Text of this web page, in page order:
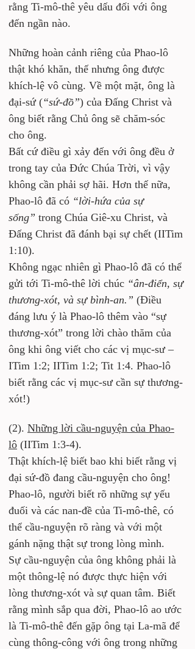
rằng Ti-mô-thê yêu dấu đối với ông
đến ngần nào.
Những hoàn cảnh riêng của Phao-lô
thật khó khăn, thế nhưng ông được
khích-lệ vô cùng. Về một mặt, ông là
đại-sứ (“sứ-đồ”) của Đấng Christ và
ông biết rằng Chủ ông sẽ chăm-sóc
cho ông.
Bất cứ điều gì xảy đến với ông đều ở
trong tay của Đức Chúa Trời, vì vậy
không cần phải sợ hãi. Hơn thế nữa,
Phao-lô đã có “lời-hứa của sự
sống” trong Chúa Giê-xu Christ, và
Đấng Christ đã đánh bại sự chết (IITim
1:10).
Không ngạc nhiên gì Phao-lô đã có thể
gửi tới Ti-mô-thê lời chúc “ân-điển, sự
thương-xót, và sự bình-an.” (Điều
đáng lưu ý là Phao-lô thêm vào “sự
thương-xót” trong lời chào thăm của
ông khi ông viết cho các vị mục-sư –
ITim 1:2; IITim 1:2; Tit 1:4. Phao-lô
biết rằng các vị mục-sư cần sự thương-
xót!)
(2). Những lời cầu-nguyện của Phao-
lô (IITim 1:3-4).
Thật khích-lệ biết bao khi biết rằng vị
đại sứ-đồ đang cầu-nguyện cho ông!
Phao-lô, người biết rõ những sự yếu
đuối và các nan-đề của Ti-mô-thê, có
thể cầu-nguyện rõ ràng và với một
gánh nặng thật sự trong lòng mình.
Sự cầu-nguyện của ông không phải là
một thông-lệ nó được thực hiện với
lòng thương-xót và sự quan tâm. Biết
rằng mình sắp qua đời, Phao-lô ao ước
là Ti-mô-thê đến gặp ông tại La-mã để
cùng thông-công với ông trong những